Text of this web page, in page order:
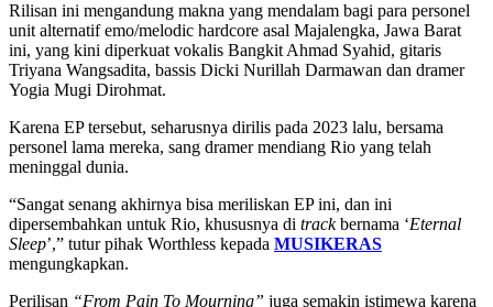
Rilisan ini mengandung makna yang mendalam bagi para personel
unit alternatif emo/melodic hardcore asal Majalengka, Jawa Barat
ini, yang kini diperkuat vokalis Bangkit Ahmad Syahid, gitaris
Triyana Wangsadita, bassis Dicki Nurillah Darmawan dan dramer
Yogia Mugi Dirohmat.
Karena EP tersebut, seharusnya dirilis pada 2023 lalu, bersama
personel lama mereka, sang dramer mendiang Rio yang telah
meninggal dunia.
“Sangat senang akhirnya bisa meriliskan EP ini, dan ini
dipersembahkan untuk Rio, khususnya di trackbernama ‘Eternal
Sleep’,” tutur pihak Worthless kepada MUSIKERAS
mengungkapkan.
Perilisan “From Pain To Mourning” juga semakin istimewa karena